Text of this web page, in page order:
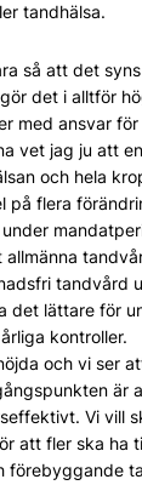
tandhälsa.
så att det
det i alltför
med ansvar
vet jag ju att
och hela
på flera
allmänna
tandvård
det lättare för
kontroller.
och vi ser
är
Vi vill
att fler ska ha
förebyggande